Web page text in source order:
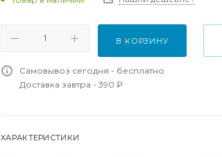
В КОРЗИНУ
Самовывоз сегодня - бесплатно
Доставка завтра - 390 ₽
ХАРАКТЕРИСТИКИ